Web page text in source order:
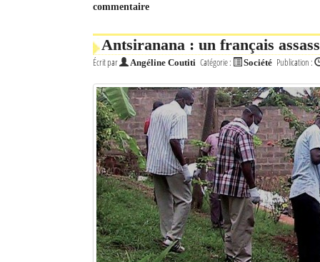
commentaire
Antsiranana : un français
Écrit par Angéline Coutiti Catégorie : Société Publication :